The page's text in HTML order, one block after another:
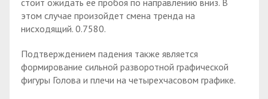
этом случае произойдет смена тренда на
нисходящий. 0.7580.
Подтверждением падения также является
формирование сильной разворотной графической
фигуры Голова и плечи на четырехчасовом графике.